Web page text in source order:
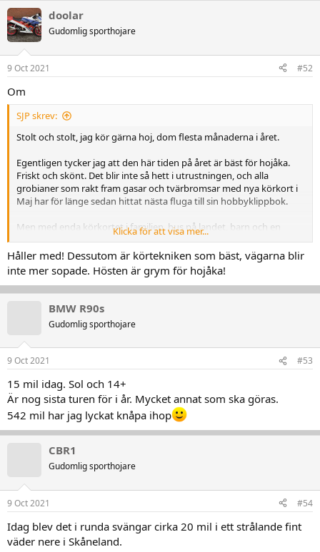
k
t
i
e
:
doolar
Gudomlig sporthojare
9 Oct 2021 #52
Om
SJP skrev:
Stolt och stolt, jag kör gärna hoj, dom flesta månaderna i året.
Egentligen tycker jag att den här tiden på året är bäst för hojåka.
Friskt och skönt. Det blir inte så hett i utrustningen, och alla
grobianer som rakt fram gasar och tvärbromsar med nya körkort i
Maj har för länge sedan hittat nästa fluga till sin hobbyklippbok.
Men med enda körkortet i familjen, hus på landet, barn och en
massa bråte som skall runt och en galen kärring där hemma så blir
man fast i att köra taxiservice en hel del.
Hade som tradition i sex år efter körkortet att alltid ta en hojtur på
julafton. "Med SportHoj!" - som Gammelbävern skulle sagt. Sjunde
året var det knädjupt med snö och motorn stod på arbetsbänken
brevid ZX Nian, så så blev det med det...
Klicka för att visa mer...
Håller med! Dessutom är körtekniken som bäst, vägarna blir
inte mer sopade. Hösten är grym för hojåka!
BMW R90s
Gudomlig sporthojare
9 Oct 2021 #53
15 mil idag. Sol och 14+
Är nog sista turen för i år. Mycket annat som ska göras.
542 mil har jag lyckat knåpa ihop
CBR1
Gudomlig sporthojare
9 Oct 2021 #54
Idag blev det i runda svängar cirka 20 mil i ett strålande fint
väder nere i Skåneland.